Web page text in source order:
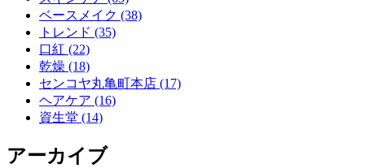
ベースメイク (38)
トレンド (35)
口紅 (22)
乾燥 (18)
センコヤ丸亀町本店 (17)
ヘアケア (16)
資生堂 (14)
アーカイブ